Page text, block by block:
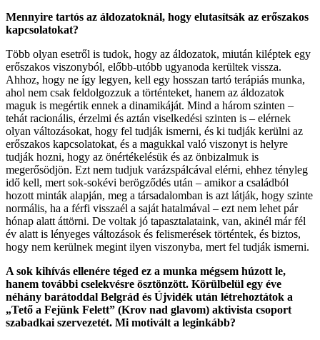
Mennyire tartós az áldozatoknál, hogy elutasítsák az erőszakos
kapcsolatokat?
Több olyan esetről is tudok, hogy az áldozatok, miután kiléptek egy
erőszakos viszonyból, előbb-utóbb ugyanoda kerültek vissza.
Ahhoz, hogy ne így legyen, kell egy hosszan tartó terápiás munka,
ahol nem csak feldolgozzuk a történteket, hanem az áldozatok
maguk is megértik ennek a dinamikáját. Mind a három szinten –
tehát racionális, érzelmi és aztán viselkedési szinten is – elérnek
olyan változásokat, hogy fel tudják ismerni, és ki tudják kerülni az
erőszakos kapcsolatokat, és a magukkal való viszonyt is helyre
tudják hozni, hogy az önértékelésük és az önbizalmuk is
megerősödjön. Ezt nem tudjuk varázspálcával elérni, ehhez tényleg
idő kell, mert sok-sokévi berögződés után – amikor a családból
hozott minták alapján, meg a társadalomban is azt látják, hogy szinte
normális, ha a férfi visszaél a saját hatalmával – ezt nem lehet pár
hónap alatt áttörni. De voltak jó tapasztalataink, van, akinél már fél
év alatt is lényeges változások és felismerések történtek, és biztos,
hogy nem kerülnek megint ilyen viszonyba, mert fel tudják ismerni.
A sok kihívás ellenére téged ez a munka mégsem húzott le,
hanem további cselekvésre ösztönzött. Körülbelül egy éve
néhány barátoddal Belgrád és Újvidék után létrehoztátok a
„Tető a Fejünk Felett” (Krov nad glavom) aktivista csoport
szabadkai szervezetét. Mi motivált a leginkább?